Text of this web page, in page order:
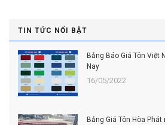
TIN TỨC NỔI BẬT
Bảng Báo Giá Tôn Việt
Nay
16/05/2022
Bảng Giá Tôn Hòa